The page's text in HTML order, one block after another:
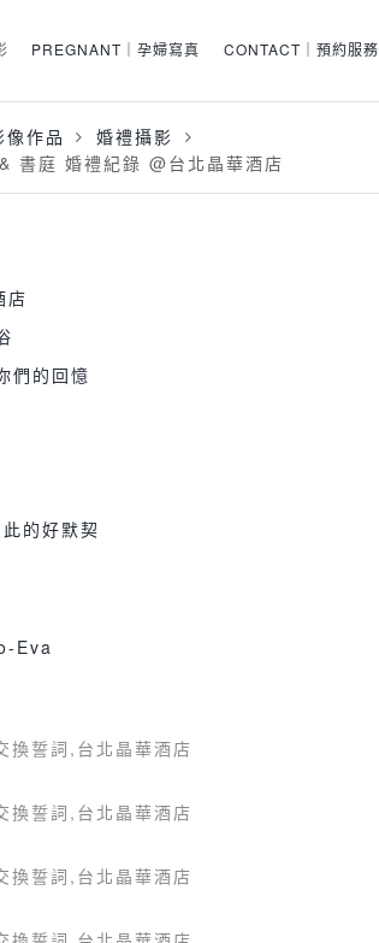
PREGNANT｜孕婦寫真 CONTACT｜預約服務
像作品
婚禮攝影
書庭 婚禮紀錄 @台北晶華酒店
店
們的回憶
的好默契
Eva